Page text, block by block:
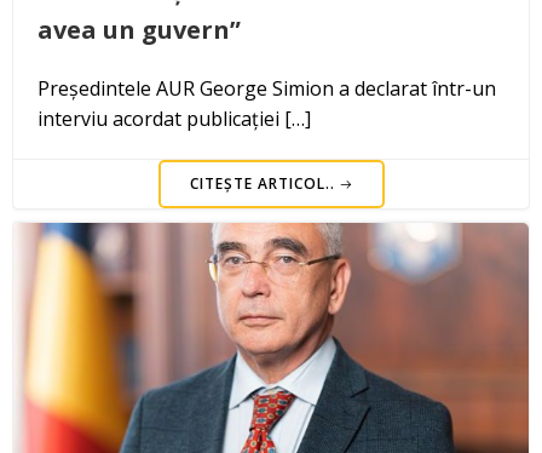
avea un guvern”
Președintele AUR George Simion a declarat într-un
interviu acordat publicației […]
CITEȘTE ARTICOL..